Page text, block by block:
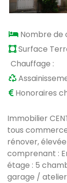
Nombre de
Surface
Chauffage :
Honoraires
Immobilier
tous
rénover,
comprenant :
étage : 5
garage / atelier